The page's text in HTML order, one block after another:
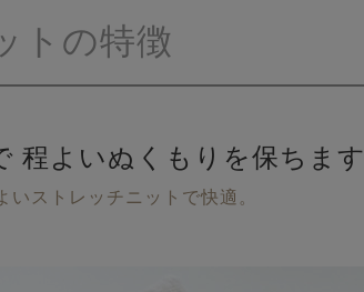
トの特徴
程よいぬくもりを保ちます
ストレッチニットで快適。